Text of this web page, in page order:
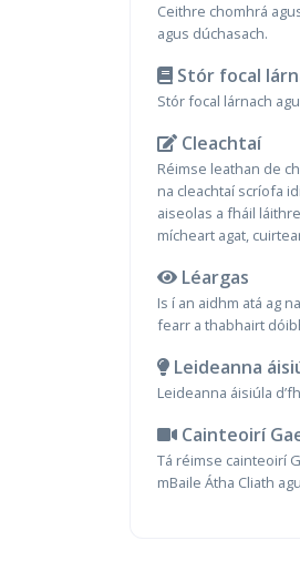
Ceithre chomhrá
agus dúchasach.
Stór focal
Stór focal lárnach
Cleachtaí
Réimse leathan de
na cleachtaí scríofa
aiseolas a fháil
mícheart agat,
Léargas
Is í an aidhm atá ag
fearr a thabhairt
Leideanna
Leideanna áisiúla
Cainteoirí
Tá réimse cainteoirí
mBaile Átha Cliath